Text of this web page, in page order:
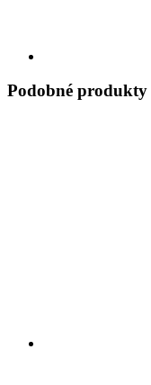
Podobné produkty